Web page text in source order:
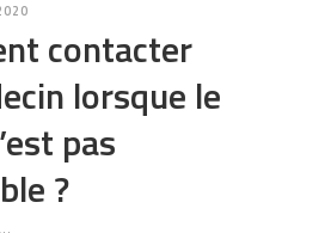
contacter
lorsque le
pas
?